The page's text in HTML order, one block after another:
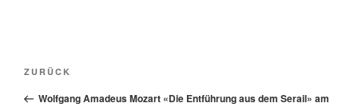
Beitragsnavigation
Vorheriger
Beitrag
ZURÜCK
Wolfgang Amadeus Mozart «Die Entführung aus dem Serail» am